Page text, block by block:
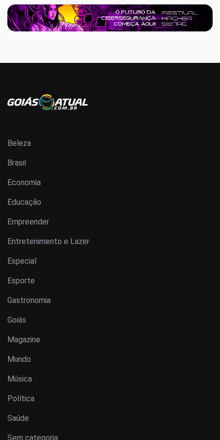
Beleza
Brasil
Economia
Educação
Empreender
Entretenimento e Lazer
Especial
Esporte
Gastronomia
Goiás
Magazine
Mundo
Música
Política
Saúde
Sem categoria